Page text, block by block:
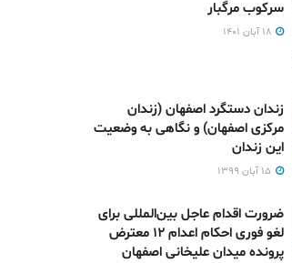
سرکوب مرگبار
زندان دستگرد اصفهان (زندان
مرکزی اصفهان) و نگاهی به وضعیت
این زندان
ضرورت اقدام عاجل بین‌المللی برای
لغو فوری احکام اعدام ۱۲ معترض
پرونده میدان علیخانی اصفهان